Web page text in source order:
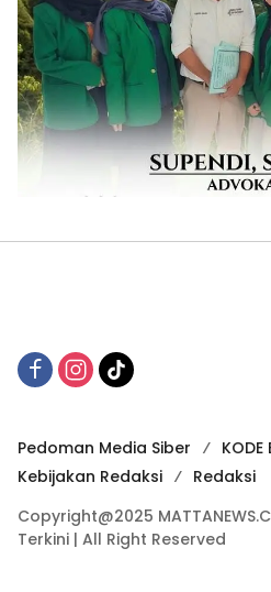
Pedoman Media Siber
KODE
Kebijakan Redaksi
Redaksi
Copyright@2025
Terkini | All Right Reserved